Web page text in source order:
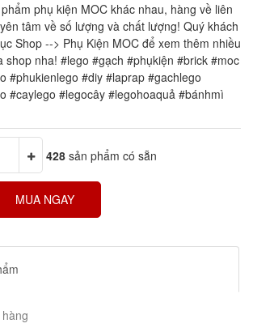
phụ kiện MOC khác nhau, hàng về liên
tâm về số lượng và chất lượng! Quý khách
Shop --> Phụ Kiện MOC để xem thêm nhiều
shop nha! #lego #gạch #phụkiện #brick #moc
#phukienlego #diy #laprap #gachlego
#caylego #legocây #legohoaquả #bánhmì
428 sản phẩm có sẵn
MUA NGAY